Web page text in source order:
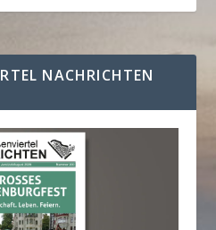
NACHRICHTEN A